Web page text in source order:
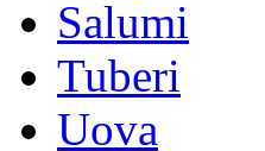
Salumi
Tuberi
Uova